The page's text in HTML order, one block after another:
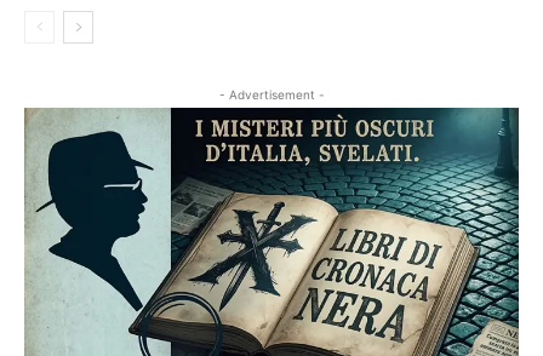
- Advertisement -